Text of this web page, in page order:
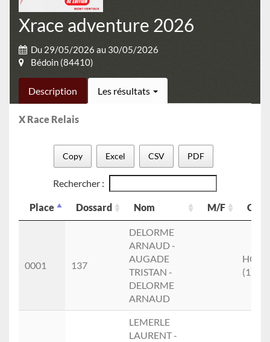
Xrace adventure 2026
Du 29/05/2026 au 30/05/2026
Bédoin (84410)
Description Les résultats
X Race Relais
Copy Excel CSV PDF
Rechercher :
Place Dossard Nom M/F
Cat.
Nom
0001 137
DELORME
ARNAUD -
AUGADE
TRISTAN -
DELORME
ARNAUD
(1)
LEMERLE
LAURENT -